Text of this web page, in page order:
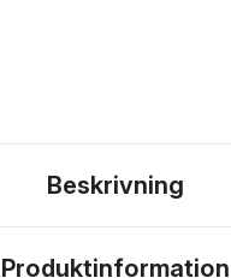
Beskrivning
Produktinformation